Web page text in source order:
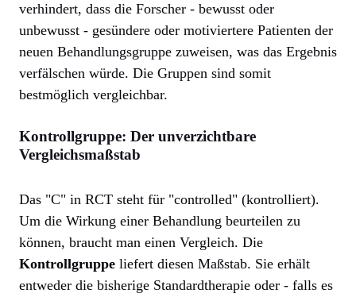
verhindert, dass die Forscher - bewusst oder
unbewusst - gesündere oder motiviertere Patienten der
neuen Behandlungsgruppe zuweisen, was das Ergebnis
verfälschen würde. Die Gruppen sind somit
bestmöglich vergleichbar.
Kontrollgruppe: Der unverzichtbare
Vergleichsmaßstab
Das "C" in RCT steht für "controlled" (kontrolliert).
Um die Wirkung einer Behandlung beurteilen zu
können, braucht man einen Vergleich. Die
Kontrollgruppe liefert diesen Maßstab. Sie erhält
entweder die bisherige Standardtherapie oder - falls es